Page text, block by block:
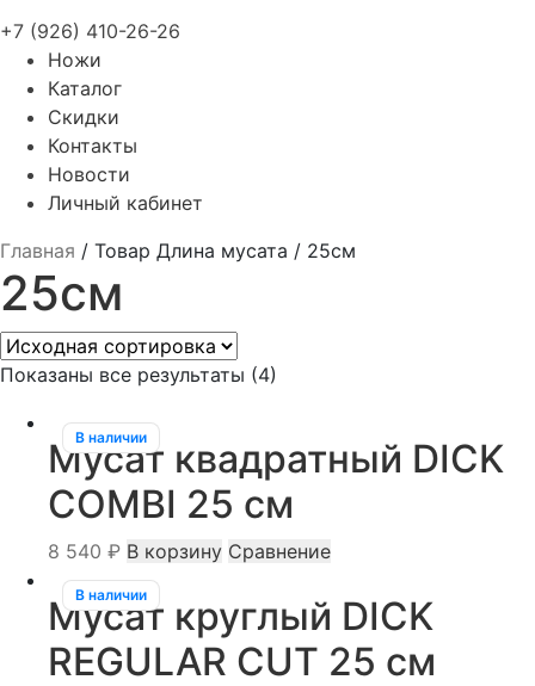
+7 (926) 410-26-26
Ножи
Каталог
Скидки
Контакты
Новости
Личный кабинет
Главная / Товар Длина мусата / 25см
25см
Показаны все результаты (4)
В наличии
Мусат квадратный DICK
COMBI 25 см
8 540 ₽ В корзину Сравнение
В наличии
Мусат круглый DICK
REGULAR CUT 25 см